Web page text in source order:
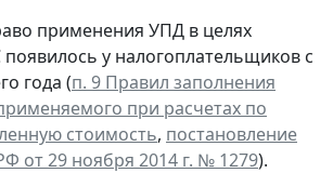
применения УПД в целях
у налогоплательщиков с
года (п. 9 Правил заполнения
при расчетах по
стоимость, постановление
от 29 ноября 2014 г. № 1279).